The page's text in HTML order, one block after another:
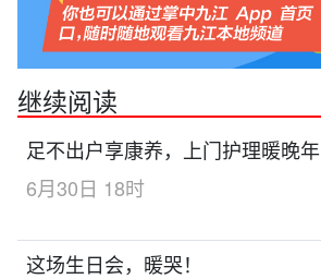
继续阅读
足不出户享康养，上门护理暖晚年
6月30日 18时
这场生日会，暖哭！